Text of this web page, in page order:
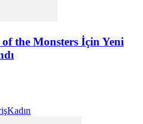
the Monsters İçin Yeni
Kadın